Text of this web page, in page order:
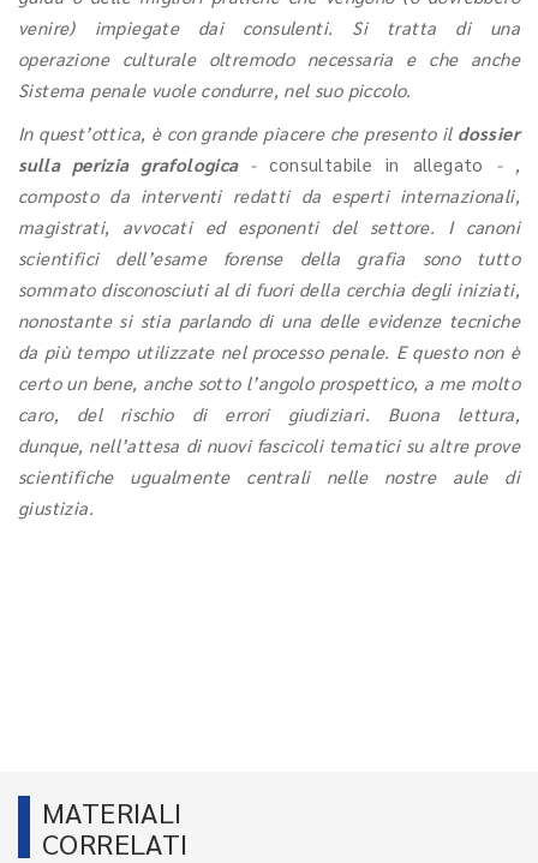
venire) impiegate dai consulenti. Si tratta di una
operazione culturale oltremodo necessaria e che anche
Sistema penale vuole condurre, nel suo piccolo.
In quest’ottica, è con grande piacere che presento il dossier
sulla perizia grafologica -consultabile in allegato - ,
composto da interventi redatti da esperti internazionali,
magistrati, avvocati ed esponenti del settore. I canoni
scientifici dell’esame forense della grafia sono tutto
sommato disconosciuti al di fuori della cerchia degli iniziati,
nonostante si stia parlando di una delle evidenze tecniche
da più tempo utilizzate nel processo penale. E questo non è
certo un bene, anche sotto l’angolo prospettico, a me molto
caro, del rischio di errori giudiziari. Buona lettura,
dunque, nell’attesa di nuovi fascicoli tematici su altre prove
scientifiche ugualmente centrali nelle nostre aule di
giustizia.
MATERIALI
CORRELATI